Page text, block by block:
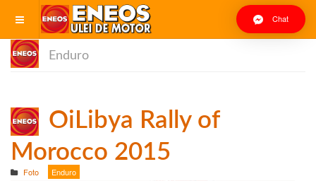
Chat
Enduro
OiLibya Rally of
Morocco 2015
Foto Enduro